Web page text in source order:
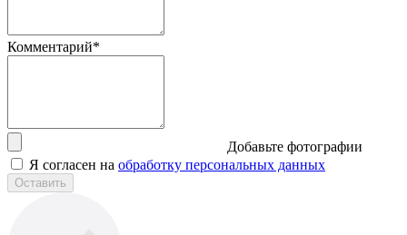
Комментарий*
Добавьте фотографии
Я согласен на обработку персональных данных
Оставить